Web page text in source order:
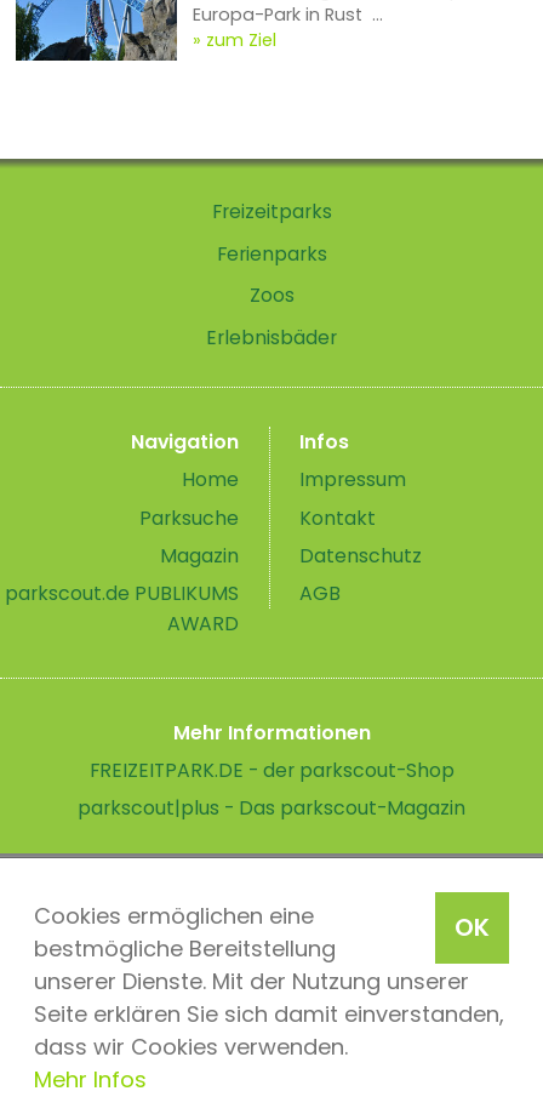
OK
Cookies ermöglichen eine
bestmögliche Bereitstellung
unserer Dienste. Mit der Nutzung unserer
Seite erklären Sie sich damit einverstanden,
dass wir Cookies verwenden.
Mehr Infos
Europa-Park in Rust ...
zum Ziel
Freizeitparks
Ferienparks
Zoos
Erlebnisbäder
Navigation
Home
Parksuche
Magazin
parkscout.de PUBLIKUMS
AWARD
Infos
Impressum
Kontakt
Datenschutz
AGB
Mehr Informationen
FREIZEITPARK.DE - der parkscout-Shop
parkscout|plus - Das parkscout-Magazin
parkscout.de 2026, ein Produkt der Parkteam AG